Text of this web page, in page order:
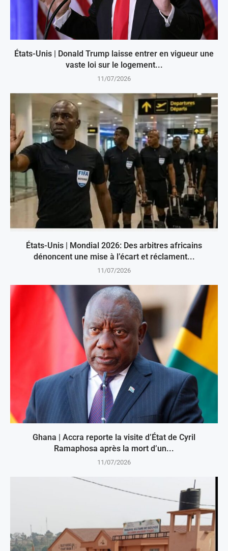
États-Unis | Donald Trump laisse entrer en vigueur une
vaste loi sur le logement...
11/07/2026
États-Unis | Mondial 2026: Des arbitres africains
dénoncent une mise à l’écart et réclament...
11/07/2026
Ghana | Accra reporte la visite d’État de Cyril
Ramaphosa après la mort d’un...
11/07/2026